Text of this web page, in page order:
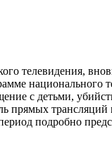
телевидения,
национального
с детьми,
прямых
подробно